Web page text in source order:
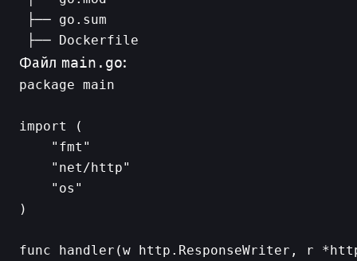
├── go.sum
Файл main.go:
package main
import (
    "fmt"
    "net/http"
    "os"
)
func handler(w http.ResponseWriter, r